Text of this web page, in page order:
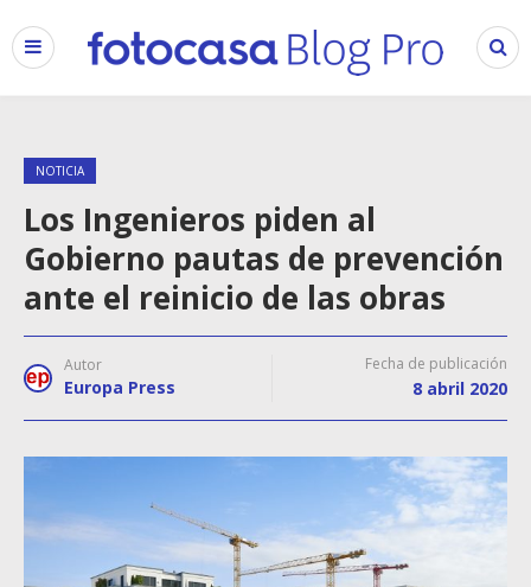
NOTICIA
Los Ingenieros piden al
Gobierno pautas de prevención
ante el reinicio de las obras
Autor
Europa Press
Fecha de publicación
8 abril 2020